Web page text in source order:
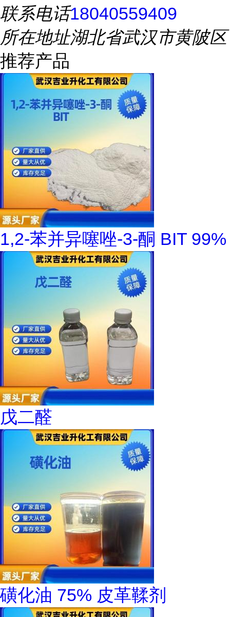
联系电话18040559409
所在地址湖北省武汉市黄陂区
推荐产品
1,2-苯并异噻唑-3-酮 BIT 99%
戊二醛
磺化油 75% 皮革鞣剂